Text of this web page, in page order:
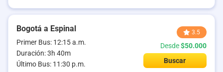
Bogotá a Espinal
Primer Bus: 12:15 a.m.
Duración: 3h 40m
Último Bus: 11:30 p.m.
3.5
Desde$50.000
Buscar